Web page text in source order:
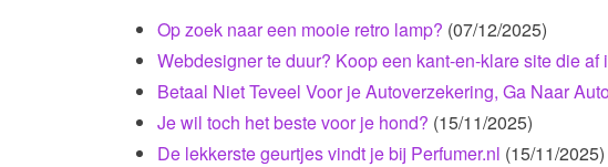
Op zoek naar een mooie retro lamp? (07/12/2025)
Webdesigner te duur? Koop een kant-en-klare site die af
Betaal Niet Teveel Voor je Autoverzekering, Ga Naar
Je wil toch het beste voor je hond? (15/11/2025)
De lekkerste geurtjes vindt je bij Perfumer.nl (15/11/2025)